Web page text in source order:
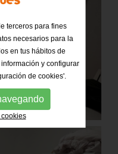
terceros para fines
necesarios para la
en tus hábitos de
y configurar
de cookies'.